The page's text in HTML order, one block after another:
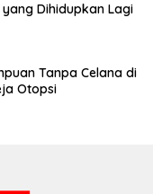
yang Dihidupkan Lagi
Tanpa Celana di
Otopsi